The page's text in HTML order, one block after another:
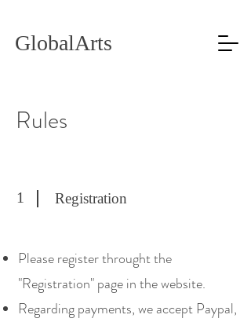
GlobalArts
Rules
1 Registration
Please register throught the
"Registration" page in the website.
Regarding payments, we accept Paypal,